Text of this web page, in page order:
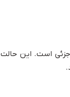
است. این حالت